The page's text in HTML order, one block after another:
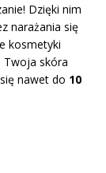
Dzięki nim
narażania się
kosmetyki
Twoja skóra
nawet do 10